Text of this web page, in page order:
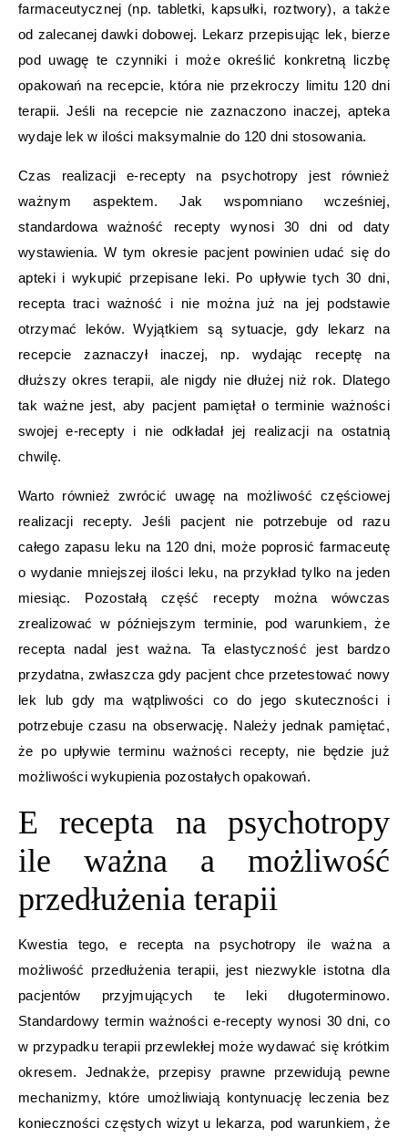
farmaceutycznej (np. tabletki, kapsułki, roztwory), a także
od zalecanej dawki dobowej. Lekarz przepisując lek, bierze
pod uwagę te czynniki i może określić konkretną liczbę
opakowań na recepcie, która nie przekroczy limitu 120 dni
terapii. Jeśli na recepcie nie zaznaczono inaczej, apteka
wydaje lek w ilości maksymalnie do 120 dni stosowania.
Czas realizacji e-recepty na psychotropy jest również
ważnym aspektem. Jak wspomniano wcześniej,
standardowa ważność recepty wynosi 30 dni od daty
wystawienia. W tym okresie pacjent powinien udać się do
apteki i wykupić przepisane leki. Po upływie tych 30 dni,
recepta traci ważność i nie można już na jej podstawie
otrzymać leków. Wyjątkiem są sytuacje, gdy lekarz na
recepcie zaznaczył inaczej, np. wydając receptę na
dłuższy okres terapii, ale nigdy nie dłużej niż rok. Dlatego
tak ważne jest, aby pacjent pamiętał o terminie ważności
swojej e-recepty i nie odkładał jej realizacji na ostatnią
chwilę.
Warto również zwrócić uwagę na możliwość częściowej
realizacji recepty. Jeśli pacjent nie potrzebuje od razu
całego zapasu leku na 120 dni, może poprosić farmaceutę
o wydanie mniejszej ilości leku, na przykład tylko na jeden
miesiąc. Pozostałą część recepty można wówczas
zrealizować w późniejszym terminie, pod warunkiem, że
recepta nadal jest ważna. Ta elastyczność jest bardzo
przydatna, zwłaszcza gdy pacjent chce przetestować nowy
lek lub gdy ma wątpliwości co do jego skuteczności i
potrzebuje czasu na obserwację. Należy jednak pamiętać,
że po upływie terminu ważności recepty, nie będzie już
możliwości wykupienia pozostałych opakowań.
E recepta na psychotropy
ile ważna a możliwość
przedłużenia terapii
Kwestia tego, e recepta na psychotropy ile ważna a
możliwość przedłużenia terapii, jest niezwykle istotna dla
pacjentów przyjmujących te leki długoterminowo.
Standardowy termin ważności e-recepty wynosi 30 dni, co
w przypadku terapii przewlekłej może wydawać się krótkim
okresem. Jednakże, przepisy prawne przewidują pewne
mechanizmy, które umożliwiają kontynuację leczenia bez
konieczności częstych wizyt u lekarza, pod warunkiem, że